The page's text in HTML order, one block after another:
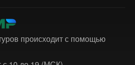
происходит с помощью